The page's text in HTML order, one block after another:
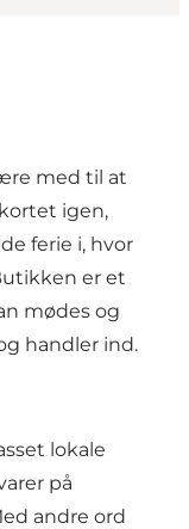
med til at
igen,
ferie i, hvor
er et
mødes og
handler ind.
lokale
på
andre ord